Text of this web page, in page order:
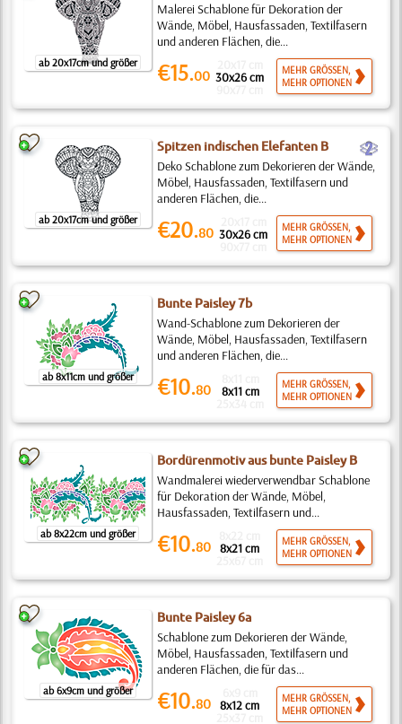
ab 20x17cm und größer
Malerei Schablone für Dekoration der
Wände, Möbel, Hausfassaden, Textilfasern
und anderen Flächen, die...
€15.00 30x26 cm
MEHR GRÖSSEN,
MEHR OPTIONEN
ab 20x17cm und größer
Spitzen indischen Elefanten B b
Deko Schablone zum Dekorieren der Wände,
Möbel, Hausfassaden, Textilfasern und
anderen Flächen, die...
€20.80 30x26 cm
MEHR GRÖSSEN,
MEHR OPTIONEN
ab 8x11cm und größer
Bunte Paisley 7b
Wand-Schablone zum Dekorieren der
Wände, Möbel, Hausfassaden, Textilfasern
und anderen Flächen, die...
€10.80 8x11 cm
MEHR GRÖSSEN,
MEHR OPTIONEN
ab 8x22cm und größer
Bordürenmotiv aus bunte Paisley B
Wandmalerei wiederverwendbar Schablone
für Dekoration der Wände, Möbel,
Hausfassaden, Textilfasern und...
€10.80 8x21 cm
MEHR GRÖSSEN,
MEHR OPTIONEN
ab 6x9cm und größer
Bunte Paisley 6a
Schablone zum Dekorieren der Wände,
Möbel, Hausfassaden, Textilfasern und
anderen Flächen, die für das...
€10.80 8x12 cm
MEHR GRÖSSEN,
MEHR OPTIONEN